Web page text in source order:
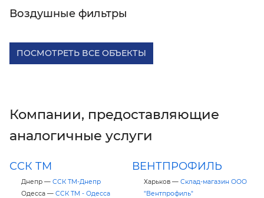
Воздушные фильтры
ПОСМОТРЕТЬ ВСЕ ОБЪЕКТЫ
Компании, предоставляющие
аналогичные услуги
ССК ТМ
Днепр — ССК ТМ-Днепр
Одесса — CCК ТМ - Одесса
ВЕНТПРОФИЛЬ
Харьков — Склад-магазин ООО
"Вентпрофиль"